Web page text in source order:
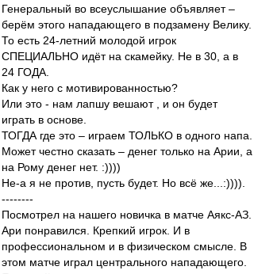
Генеральный во всеуслышание объявляет –
берём этого нападающего в подзамену Велику.
То есть 24-летний молодой игрок
СПЕЦИАЛЬНО идёт на скамейку. Не в 30, а в
24 ГОДА.
Как у него с мотивированностью?
Или это - нам лапшу вешают , и он будет
играть в основе.
ТОГДА где это – играем ТОЛЬКО в одного напа.
Может честно сказать – денег только на Арии, а
на Рому денег нет. :))))
Не-а я не против, пусть будет. Но всё же...:)))).
--------
Посмотрел на нашего новичка в матче Аякс-АЗ.
Ари понравился. Крепкий игрок. И в
профессиональном и в физическом смысле. В
этом матче играл центрального нападающего.